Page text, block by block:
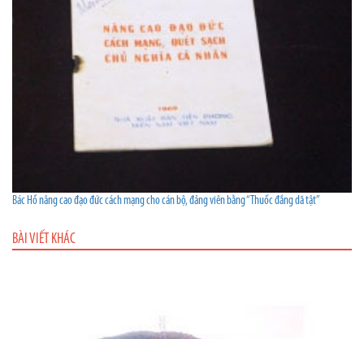
Bác Hồ nâng cao đạo đức cách mạng cho cán bộ, đảng viên bằng “Thuốc đắng dã tật”
BÀI VIẾT KHÁC